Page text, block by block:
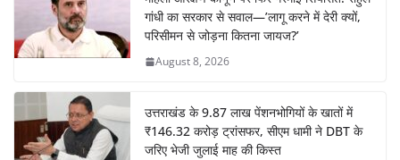
गांधी का सरकार से सवाल—’लागू करने में देरी क्यों,
परिसीमन से जोड़ना कितना जायज?’
August 8, 2026
उत्तराखंड के 9.87 लाख पेंशनभोगियों के खातों में
₹146.32 करोड़ ट्रांसफर, सीएम धामी ने DBT के
जरिए भेजी जुलाई माह की किस्त